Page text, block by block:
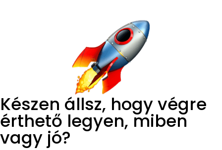
Készen állsz, hogy végre
érthető legyen, miben
vagy jó?